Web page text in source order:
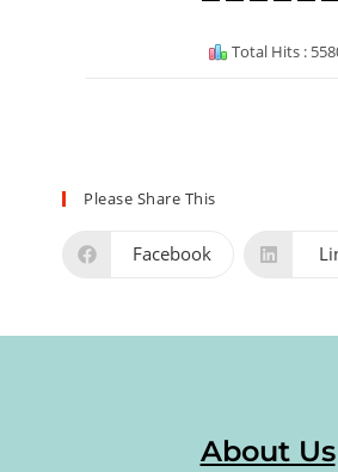
Total Hits :
Please Share This
Facebook
About Us